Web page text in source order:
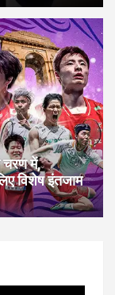
चरण में,
विशेष इंतजाम